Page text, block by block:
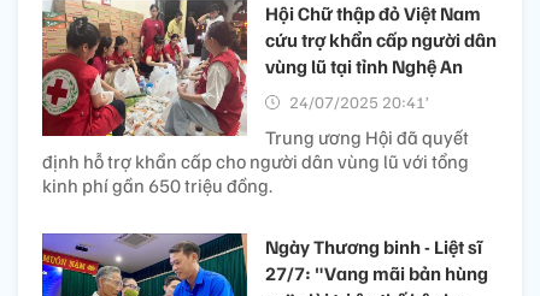
Hội Chữ thập đỏ Việt Nam
cứu trợ khẩn cấp người dân
vùng lũ tại tỉnh Nghệ An
24/07/2025 20:41’
Trung ương Hội đã quyết
định hỗ trợ khẩn cấp cho người dân vùng lũ với tổng
kinh phí gần 650 triệu đồng.
Ngày Thương binh - Liệt sĩ
27/7: "Vang mãi bản hùng